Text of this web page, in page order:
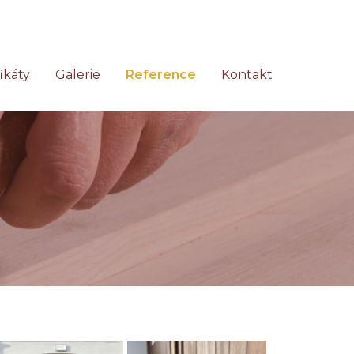
Galerie Reference Kontakt